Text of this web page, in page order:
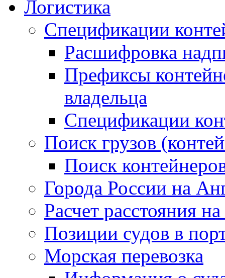
Логистика
Спецификации
Расшифровка
Префиксы
владельца
Спецификации
Поиск грузов
Поиск
Города России на
Расчет расстояния на
Позиции судов в
Морская перевозка